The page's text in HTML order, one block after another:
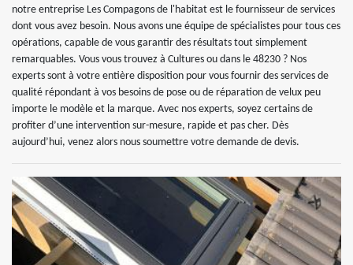
notre entreprise Les Compagons de l'habitat est le fournisseur de services
dont vous avez besoin. Nous avons une équipe de spécialistes pour tous ces
opérations, capable de vous garantir des résultats tout simplement
remarquables. Vous vous trouvez à Cultures ou dans le 48230 ? Nos
experts sont à votre entière disposition pour vous fournir des services de
qualité répondant à vos besoins de pose ou de réparation de velux peu
importe le modèle et la marque. Avec nos experts, soyez certains de
profiter d’une intervention sur-mesure, rapide et pas cher. Dès
aujourd’hui, venez alors nous soumettre votre demande de devis.